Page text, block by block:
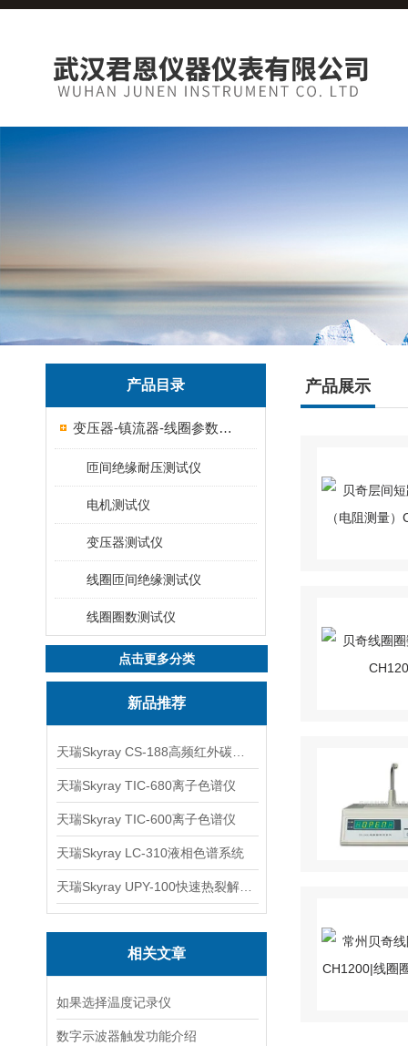
产品目录
变压器-镇流器-线圈参数测试仪器
匝间绝缘耐压测试仪
电机测试仪
变压器测试仪
线圈匝间绝缘测试仪
线圈圈数测试仪
点击更多分类
新品推荐
天瑞Skyray TIC-680离子色谱仪
天瑞Skyray TIC-600离子色谱仪
天瑞Skyray LC-310液相色谱系统
相关文章
如果选择温度记录仪
数字示波器触发功能介绍
产品展示